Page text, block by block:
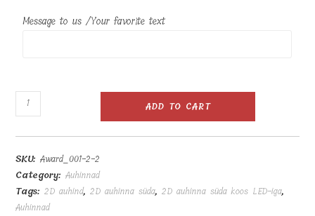
Message to us /Your favorite text
auhinna
süda
H20cm
koos
LED-
iga
ADD TO CART
SKU:Award_001-2-2
Category:Auhinnad
Tags:2D auhind,2D auhinna süda,2D auhinna süda koos LED-iga,
Auhinnad